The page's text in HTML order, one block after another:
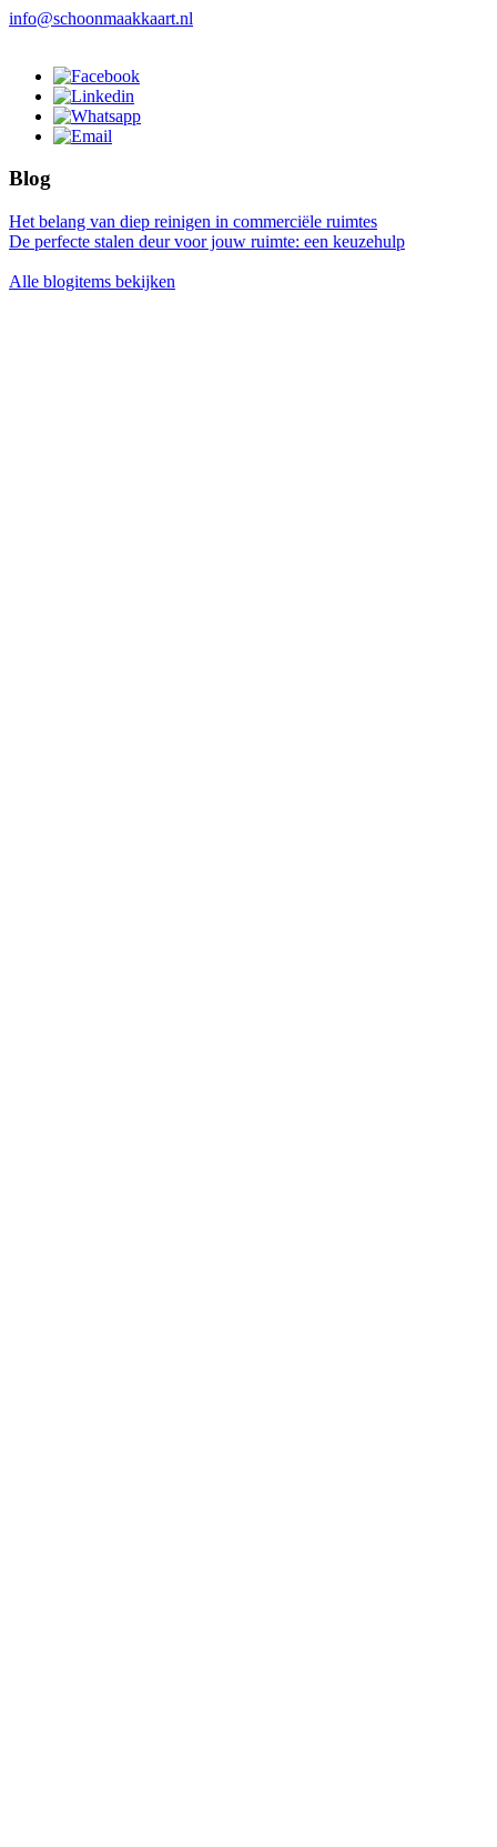
info@schoonmaakkaart.nl
Blog
Het belang van diep reinigen in commerciële ruimtes
De perfecte stalen deur voor jouw ruimte: een keuzehulp
Alle blogitems bekijken